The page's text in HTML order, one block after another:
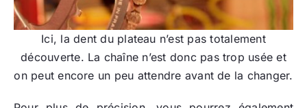
Ici, la dent du plateau n’est pas totalement
découverte. La chaîne n’est donc pas trop usée et
on peut encore un peu attendre avant de la changer.